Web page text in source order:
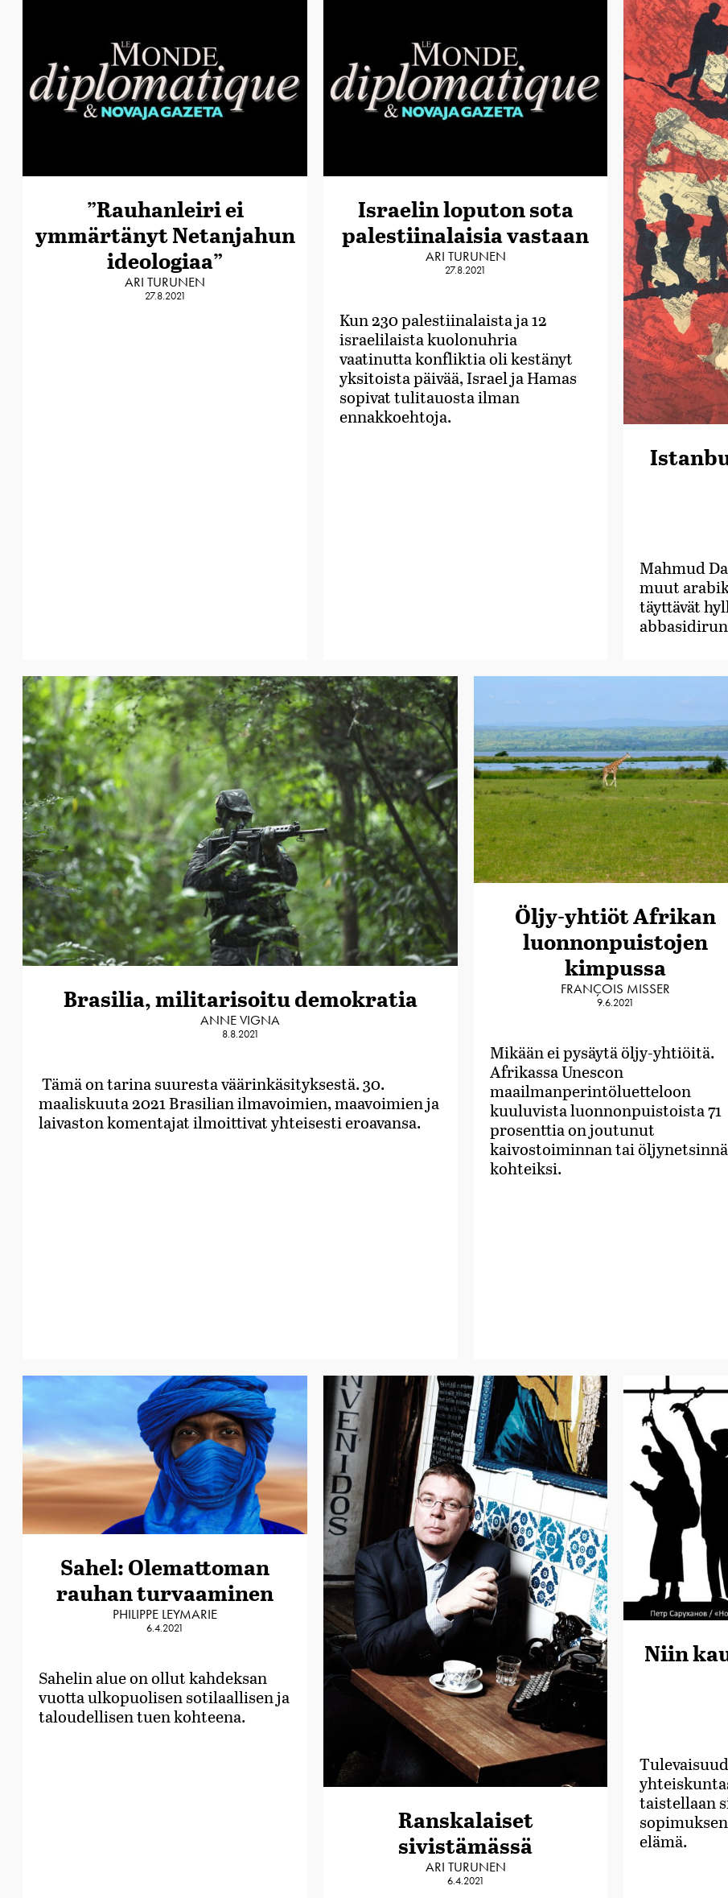
”Rauhanleiri ei
ymmärtänyt Netanjahun
ideologiaa”
ARI TURUNEN
27.8.2021
Israelin loputon sota
palestiinalaisia vastaan
ARI TURUNEN
27.8.2021
Kun 230 palestiinalaista ja 12
israelilaista kuolonuhria
vaatinutta konfliktia oli kestänyt
yksitoista päivää, Israel ja Hamas
sopivat tulitauosta ilman
ennakkoehtoja.
Mahmud
muut
täyttävät
Brasilia, militarisoitu demokratia
ANNE VIGNA
8.8.2021
Tämä on tarina suuresta väärinkäsityksestä. 30.
maaliskuuta 2021 Brasilian ilmavoimien, maavoimien ja
laivaston komentajat ilmoittivat yhteisesti eroavansa.
Öljy-yhtiöt Afrikan
luonnonpuistojen
kimpussa
FRANÇOIS MISSER
9.6.2021
Mikään ei pysäytä öljy-yhtiöitä.
Afrikassa Unescon
maailmanperintöluetteloon
kuuluvista luonnonpuistoista 71
prosenttia on joutunut
kaivostoiminnan tai
kohteiksi.
Sahel: Olemattoman
rauhan turvaaminen
PHILIPPE LEYMARIE
6.4.2021
Sahelin alue on ollut kahdeksan
vuotta ulkopuolisen sotilaallisen ja
taloudellisen tuen kohteena.
Ranskalaiset
sivistämässä
ARI TURUNEN
6.4.2021
Niin
taistellaan
elämä.